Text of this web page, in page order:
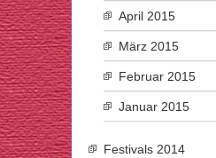
April 2015
März 2015
Februar 2015
Januar 2015
Festivals 2014